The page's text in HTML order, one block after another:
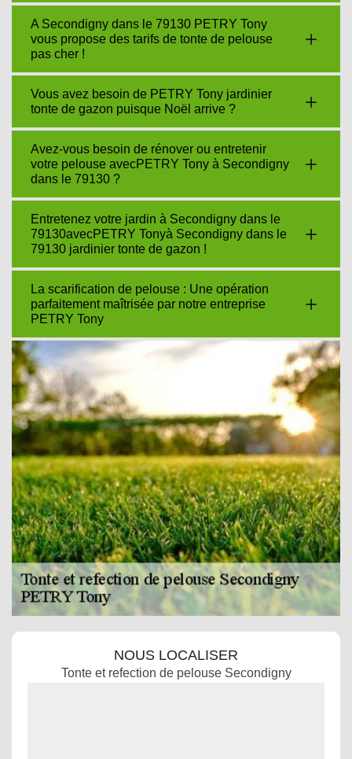
A Secondigny dans le 79130 PETRY Tony
vous propose des tarifs de tonte de pelouse
pas cher !
Vous avez besoin de PETRY Tony jardinier
tonte de gazon puisque Noël arrive ?
Avez-vous besoin de rénover ou entretenir
votre pelouse avecPETRY Tony à Secondigny
dans le 79130 ?
Entretenez votre jardin à Secondigny dans le
79130avecPETRY Tonyà Secondigny dans le
79130 jardinier tonte de gazon !
La scarification de pelouse : Une opération
parfaitement maîtrisée par notre entreprise
PETRY Tony
NOUS LOCALISER
Tonte et refection de pelouse Secondigny